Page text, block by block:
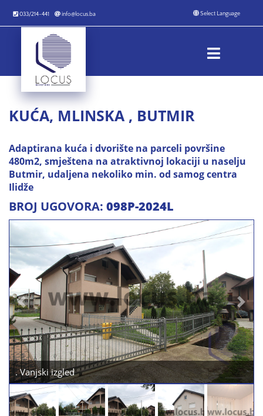
033/214-441 info@locus.ba
KUĆA, MLINSKA , BUTMIR
Adaptirana kuća i dvorište na parceli površine
480m2, smještena na atraktivnoj lokaciji u naselju
Butmir, udaljena nekoliko min. od samog centra
Ilidže
BROJ UGOVORA: 098P-2024L
. Vanjski izgled
Previous Next